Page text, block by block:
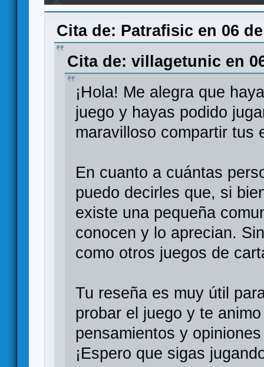
Cita de: Patrafisic en 06
Cita de: villagetunic en
¡Hola! Me alegra que
juego y hayas podido
maravilloso compartir tus
En cuanto a cuántas
puedo decirles que, si
existe una pequeña
conocen y lo aprecian.
como otros juegos de
Tu reseña es muy útil
probar el juego y te
pensamientos y
¡Espero que sigas